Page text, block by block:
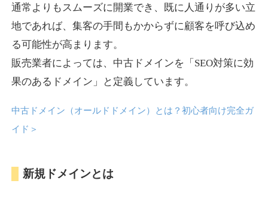
詳細を見る
ジャンル 飲食
DA37 外部リンク数
3,300円 入札 2件
anipani.jp
DA 37 外部リンク数
通常よりもスムーズに開業でき、既に人通りが多い立
地であれば、集客の手間もかからずに顧客を呼び込め
る可能性が高まります。
販売業者によっては、中古ドメインを「SEO対策に効
果のあるドメイン」と定義しています。
中古ドメイン（オールドドメイン）とは？初心者向け完全ガ
イド ＞
新規ドメインとは